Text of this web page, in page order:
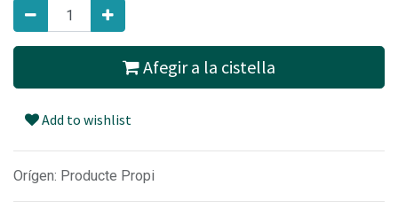
Afegir a la cistella
Add to wishlist
Orígen: Producte Propi